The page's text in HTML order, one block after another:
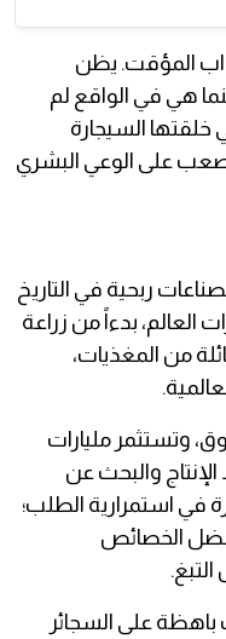
المؤقت. يظن
هي في الواقع لم
السيجارة
على الوعي البشري
ربحية في التاريخ
العالم، بدءاً من زراعة
من المغذيات،
وتستثمر مليارات
والبحث عن
في استمرارية الطلب؛
الخصائص
على السجائر